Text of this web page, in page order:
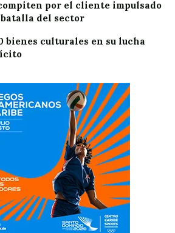
por el cliente impulsado
del sector
bienes culturales en su lucha